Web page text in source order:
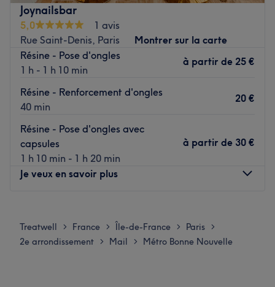
L'institut est juste à côté de l'arrêt de bus Poissonnière -
Bonne nouvelle.
C'est Lisa qui vous accueille au salon pour vous faire vivre
Nos coups de cœur :
ambiance douce et cocooning.
Les spécialités de l’établissement : La beauté des mains
et pieds et la beauté du regard.
Voir le salon
Joynailsbar
5,0
1 avis
Rue Saint-Denis, Paris
Montrer sur la carte
Résine - Pose d'ongles
1 h - 1 h 10 min
à partir de 25 €
Résine - Renforcement d'ongles
40 min
20 €
Résine - Pose d'ongles avec
capsules
1 h 10 min - 1 h 20 min
à partir de 30 €
Je veux en savoir plus
Mardi
10:00 –
Mercredi
10:00
20:00
Treatwell > France > Île-de-France > Paris >
2e arrondissement > Mail > Métro Bonne Nouvelle